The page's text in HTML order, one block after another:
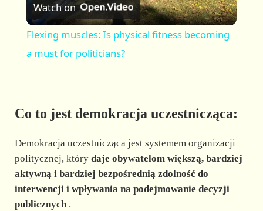
e
n
l
V
i
d
Watch on
Flexing muscles: Is physical fitness becoming
a must for politicians?
Co to jest demokracja uczestnicząca:
Demokracja uczestnicząca jest systemem organizacji
politycznej, który daje obywatelom większą, bardziej
aktywną i bardziej bezpośrednią zdolność do
interwencji i wpływania na podejmowanie decyzji
publicznych.